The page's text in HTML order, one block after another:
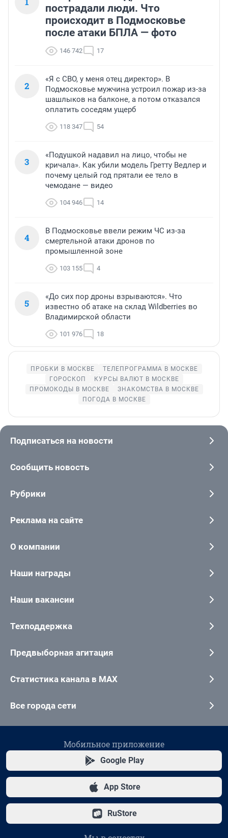
пострадали люди. Что
происходит в Подмосковье
после атаки БПЛА — фото
146 742 17
2
«Я с СВО, у меня отец директор». В
Подмосковье мужчина устроил пожар из-за
шашлыков на балконе, а потом отказался
оплатить соседям ущерб
118 347 54
3
«Подушкой надавил на лицо, чтобы не
кричала». Как убили модель Гретту Ведлер и
почему целый год прятали ее тело в
чемодане — видео
104 946 14
4
В Подмосковье ввели режим ЧС из-за
смертельной атаки дронов по
промышленной зоне
103 155 4
5
«До сих пор дроны взрываются». Что
известно об атаке на склад Wildberries во
Владимирской области
101 976 18
ПРОБКИ В МОСКВЕ
ТЕЛЕПРОГРАММА В МОСКВЕ
ГОРОСКОП
КУРСЫ ВАЛЮТ В МОСКВЕ
ПРОМОКОДЫ В МОСКВЕ
ЗНАКОМСТВА В МОСКВЕ
ПОГОДА В МОСКВЕ
Подписаться на новости
Сообщить новость
Рубрики
Реклама на сайте
О компании
Наши награды
Наши вакансии
Техподдержка
Предвыборная агитация
Статистика канала в MAX
Все города сети
Мобильное приложение
Google Play
App Store
RuStore